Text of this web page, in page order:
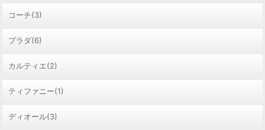
コーチ(3)
プラダ(6)
カルティエ(2)
ティファニー(1)
ディオール(3)